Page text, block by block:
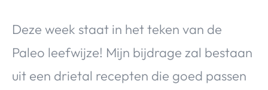
Travel
Lifestyle
Deze week staat in het teken van de
Paleo leefwijze! Mijn bijdrage zal bestaan
uit een drietal recepten die goed passen